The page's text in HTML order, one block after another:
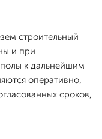
строительный
и при
к дальнейшим
оперативно,
сроков,